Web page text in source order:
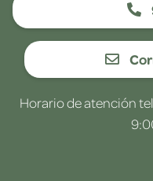
Horario de atención